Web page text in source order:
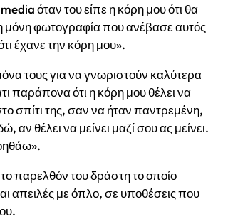
όταν του είπε η κόρη μου ότι θα
μόνη φωτογραφία που ανέβασε αυτός
έχανε την κόρη μου».
τους για να γνωριστούν καλύτερα
παράπονα ότι η κόρη μου θέλει να
σπίτι της, σαν να ήταν παντρεμένη,
αν θέλει να μείνει μαζί σου ας μείνει.
παρελθόν του δράστη το οποίο
απειλές με όπλο, σε υποθέσεις που